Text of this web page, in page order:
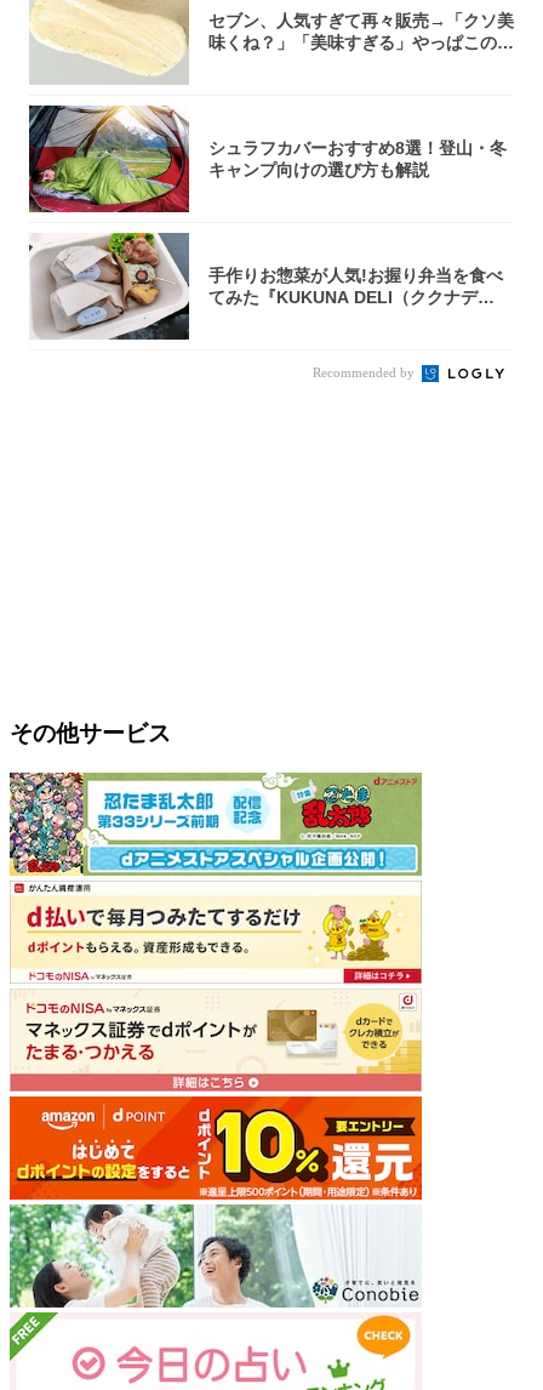
セブン、人気すぎて再々販売→「クソ美
味くね？」「美味すぎる」やっぱこのク
シュラフカバーおすすめ8選！登山・冬
キャンプ向けの選び方も解説
手作りお惣菜が人気!お握り弁当を食べ
てみた『KUKUNA DELI（ククナデ
Recommended by
その他サービス